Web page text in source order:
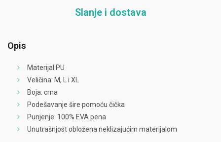
Slanje i dostava
Opis
Materijal:PU
Veličina: M, L i XL
Boja: crna
Podešavanje šire pomoću čička
Punjenje: 100% EVA pena
Unutrašnjost obložena neklizajućim materijalom